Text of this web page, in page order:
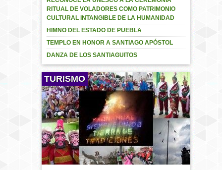
RITUAL DE VOLADORES COMO PATRIMONIO
CULTURAL INTANGIBLE DE LA HUMANIDAD
HIMNO DEL ESTADO DE PUEBLA
TEMPLO EN HONOR A SANTIAGO APÓSTOL
DANZA DE LOS SANTIAGUITOS
TURISMO